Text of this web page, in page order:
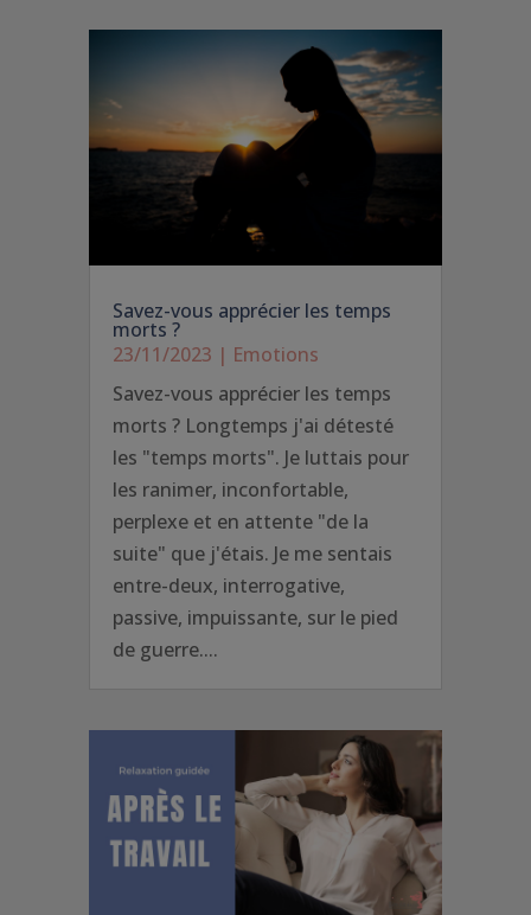
Savez-vous apprécier les temps
morts ?
23/11/2023 | Emotions
Savez-vous apprécier les temps
morts ? Longtemps j'ai détesté
les "temps morts". Je luttais pour
les ranimer, inconfortable,
perplexe et en attente "de la
suite" que j'étais. Je me sentais
entre-deux, interrogative,
passive, impuissante, sur le pied
de guerre....